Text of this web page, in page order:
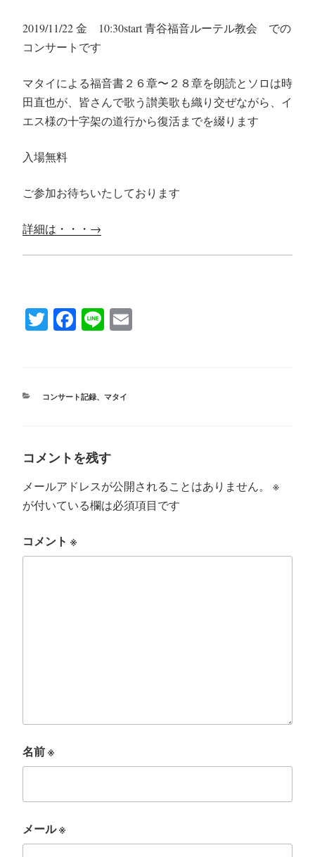
2019/11/22 金 10:30start 青谷福音ルーテル教会 での
コンサートです
マタイによる福音書２６章〜２８章を朗読とソロは時
田直也が、皆さんで歌う讃美歌も織り交ぜながら、イ
エス様の十字架の道行から復活までを綴ります
入場無料
ご参加お待ちいたしております
詳細は・・・→
T
r
Fa
ok
Li
カ
コンサート記録、 マタイ
コメントを残す
メールアドレスが公開されることはありません。
※
が付いている欄は必須項目です
コメント ※
名前※
メール※